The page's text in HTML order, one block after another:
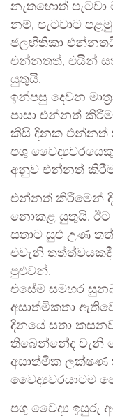
නැතහොත් පැටවා
නම්, පැටවාට
ජලභීතිකා
එන්නතත්, එයින්
යුතුයි.
ඉන්පසු දෙවන
පාසා එන්නත්
කිසි දිනක එන්නත්
පශු
අනුව එන්නත් කිරීම
එන්නත් කිරීමෙන්
නොකළ යුතුයි.
සතාට සුළු උණ
එවැනි
පුළුවන්.
එසේම සමහර
අසාත්මිකතා
දිනයේ සතා
තිබෙන්නේද වැනි
අසාත්මික ලක්ෂණ
වෛද්‍යවරයාටම
පශු වෛද්‍ය ඉසුරු